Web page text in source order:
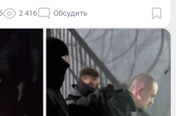
2 416 Обсудить